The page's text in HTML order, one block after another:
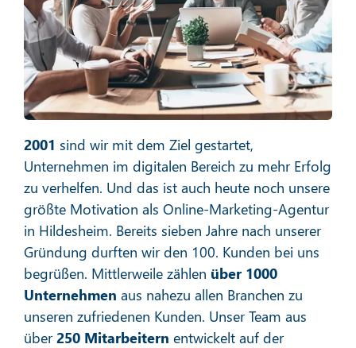
Social Media Marketing
Mehr erfahren
E-Mail-Marketing
Mehr erfahren
2001 sind wir mit dem Ziel gestartet,
Unternehmen im digitalen Bereich zu mehr Erfolg
zu verhelfen. Und das ist auch heute noch unsere
größte Motivation als Online-Marketing-Agentur
in Hildesheim. Bereits sieben Jahre nach unserer
Gründung durften wir den 100. Kunden bei uns
begrüßen. Mittlerweile zählen über 1000
Unternehmen aus nahezu allen Branchen zu
unseren zufriedenen Kunden. Unser Team aus
über250 Mitarbeitern entwickelt auf der